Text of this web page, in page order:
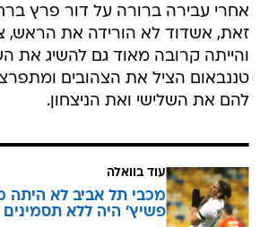
אחרי עבירה ברורה על דור פרץ
והייתה קרובה מאוד גם להשיג את
טננבאום הציל את הצהובים
להם את השלישי ואת הניצחון.
עוד בוואלה
מכבי תל אביב לא היתה
פשיץ' היה ללא תסמינים